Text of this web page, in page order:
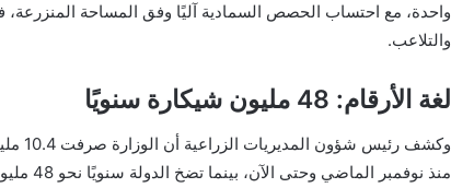
واحدة، مع احتساب الحصص السمادية آليًا وفق المساحة المنزرعة،
والتلاعب.
لغة الأرقام: 48 مليون شيكارة سنويًا
وكشف